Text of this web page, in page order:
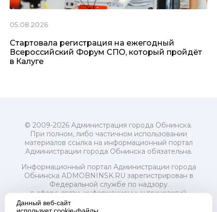
05.08.2026
Стартовала регистрация на ежегодный
Всероссийский Форум СПО, который пройдёт
в Калуге
© 2009-2026 Администрация города Обнинска.
При полном, либо частичном использовании
материалов ссылка на информационный портал
Администрации города Обнинска обязательна.
Информационный портал Администрации города
Обнинска ADMOBNINSK.RU зарегистрирован в
Федеральной службе по надзору
в сфере связи, информационных технологий
и массовых коммуникаций (Роскомнадзор) 24 июля
Данный веб-сайт